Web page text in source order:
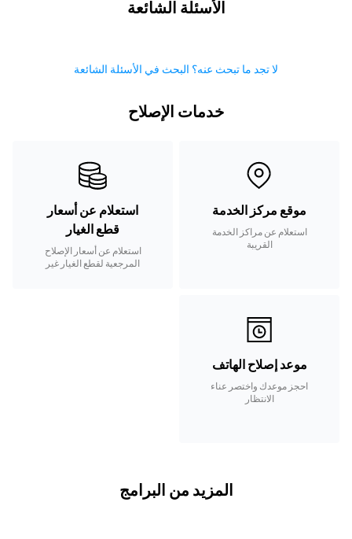
الأسئلة الشائعة
لا تجد ما تبحث عنه؟ البحث في الأسئلة الشائعة
خدمات الإصلاح
موقع مركز الخدمة
استعلام عن مراكز الخدمة
القريبة
استعلام عن أسعار
قطع الغيار
استعلام عن أسعار الإصلاح
المرجعية لقطع الغيار غير
موعد إصلاح الهاتف
احجز موعدك واختصر عناء
الانتظار
المزيد من البرامج